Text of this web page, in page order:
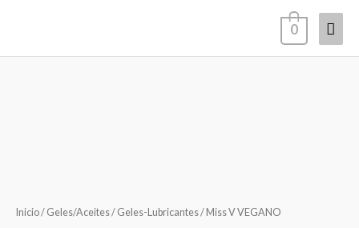
0
Inicio/ Geles/Aceites/ Geles-Lubricantes/ Miss V VEGANO